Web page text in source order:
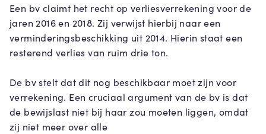
Een bv claimt het recht op verliesverrekening voor de
jaren 2016 en 2018. Zij verwijst hierbij naar een
verminderingsbeschikking uit 2014. Hierin staat een
resterend verlies van ruim drie ton.
De bv stelt dat dit nog beschikbaar moet zijn voor
verrekening. Een cruciaal argument van de bv is dat
de bewijslast niet bij haar zou moeten liggen, omdat
zij niet meer over alle